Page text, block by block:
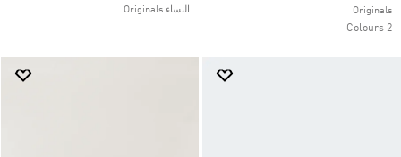
Originals
2 Colours
النساء Originals